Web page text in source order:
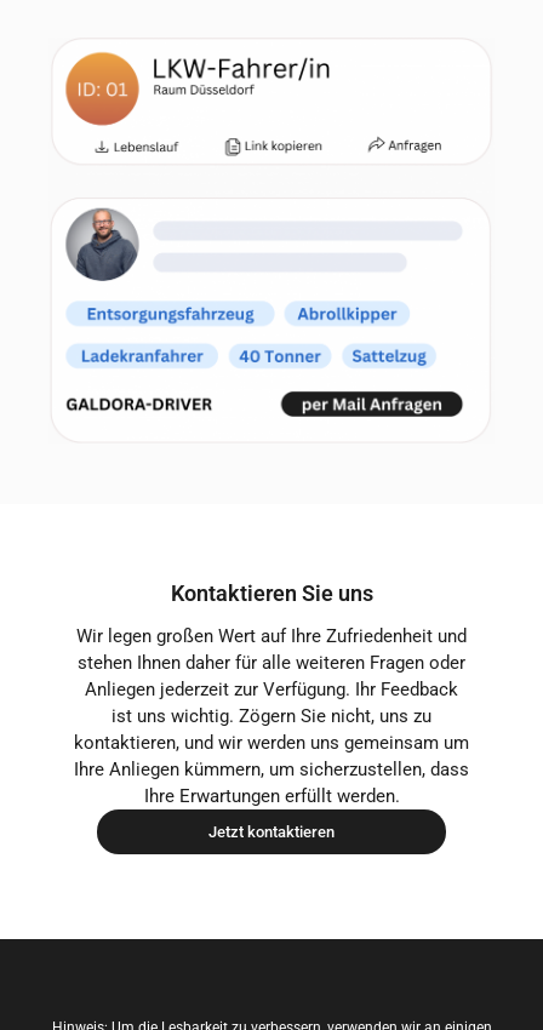
Kontaktieren Sie uns
Wir legen großen Wert auf Ihre Zufriedenheit und
stehen Ihnen daher für alle weiteren Fragen oder
Anliegen jederzeit zur Verfügung. Ihr Feedback
ist uns wichtig. Zögern Sie nicht, uns zu
kontaktieren, und wir werden uns gemeinsam um
Ihre Anliegen kümmern, um sicherzustellen, dass
Ihre Erwartungen erfüllt werden.
Jetzt kontaktieren